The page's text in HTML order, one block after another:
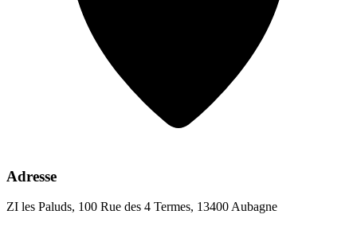
Adresse
ZI les Paluds, 100 Rue des 4 Termes, 13400 Aubagne